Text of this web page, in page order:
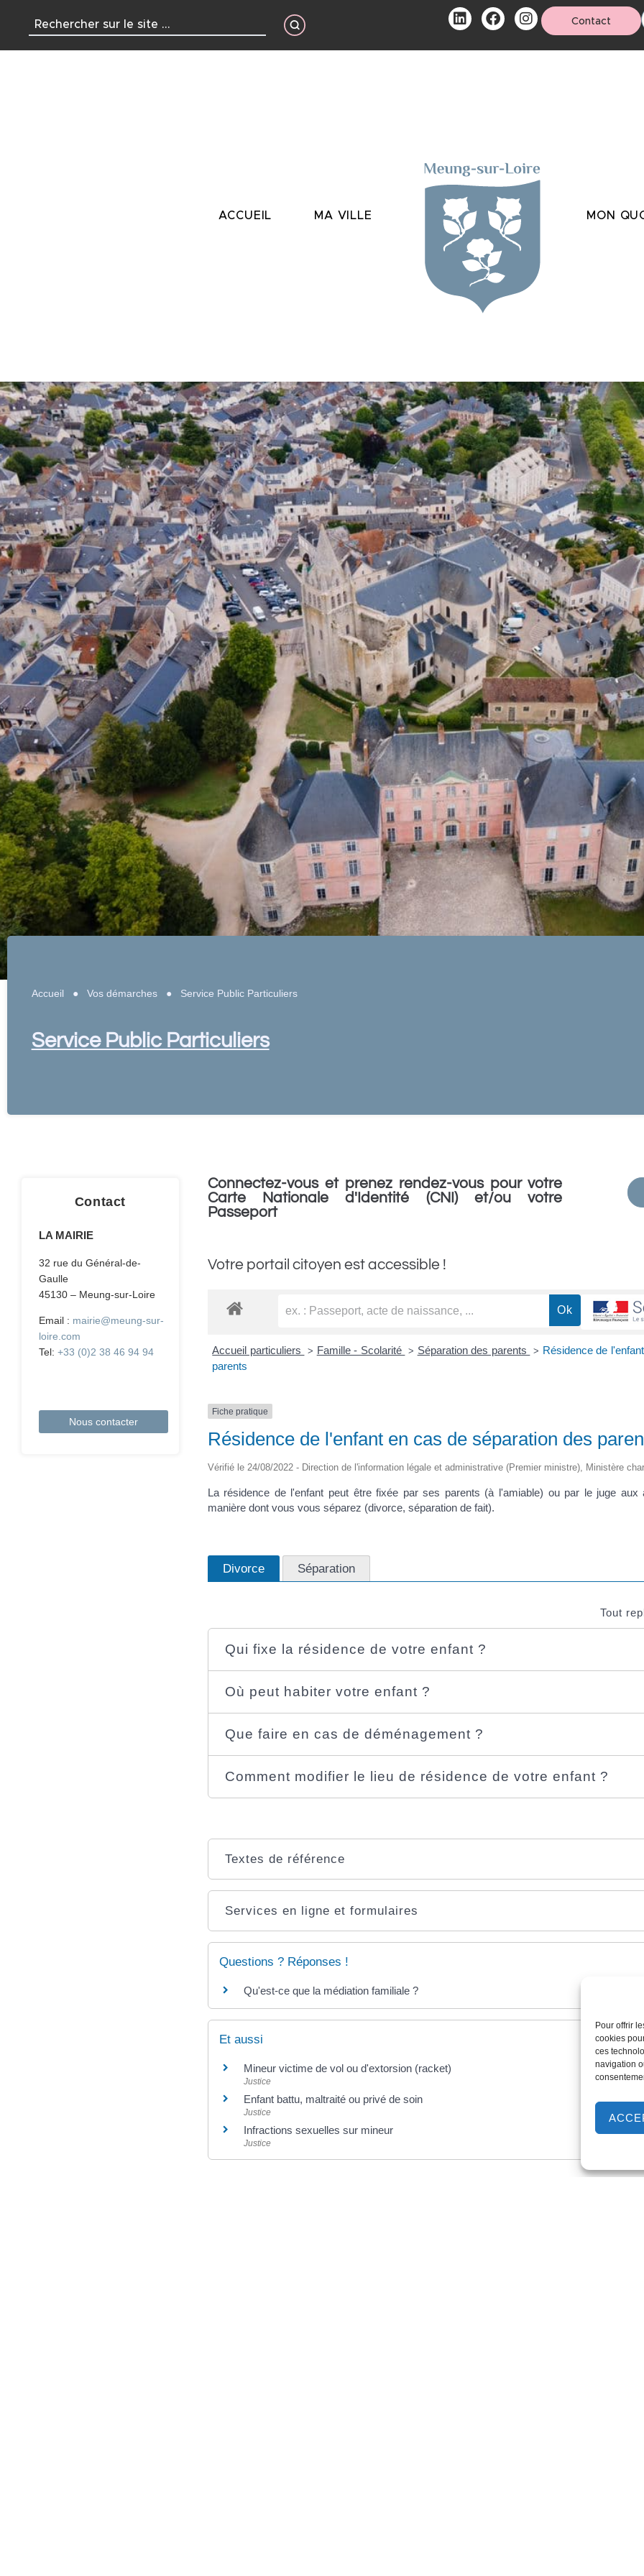
Pour offrir
cookies
ces
navigation
principal
Contact
ACCUEIL MA VILLE MON
Accueil ● Vos démarches● Service Public Particuliers
Service Public Particuliers
Contact
LA MAIRIE
32 rue du Général-de-
Gaulle
45130 – Meung-sur-Loire
Email : mairie@meung-sur-
loire.com
Tel:+33 (0)2 38 46 94 94
Nous contacter
Connectez-vous et prenez rendez-vous pour votre
Carte Nationale d'Identité (CNI) et/ou votre
Passeport
Votre portail citoyen est accessible !
Accueil particuliers > Famille - Scolarité > Séparation des parents > Résidence de
parents
Fiche pratique
Résidence de l'enfant en cas de séparation des
Vérifié le 24/08/2022 - Direction de l'information légale et administrative (Premier ministre), Ministère
La résidence de l'enfant peut être fixée par ses parents (à l'amiable) ou par le juge aux
manière dont vous vous séparez (divorce, séparation de fait).
Divorce Séparation
Tout
Qui fixe la résidence de votre enfant ?
Où peut habiter votre enfant ?
Que faire en cas de déménagement ?
Comment modifier le lieu de résidence de votre enfant ?
Textes de référence
Services en ligne et formulaires
Questions ? Réponses !
Qu'est-ce que la médiation familiale ?
Et aussi
Mineur victime de vol ou d'extorsion (racket)
Justice
Enfant battu, maltraité ou privé de soin
Justice
Infractions sexuelles sur mineur
Justice